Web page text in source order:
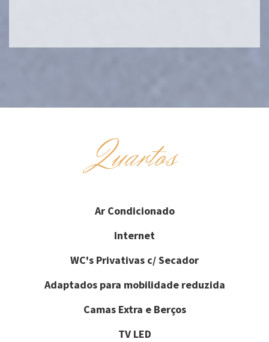
Quartos
Ar Condicionado
Internet
WC's Privativas c/ Secador
Adaptados para mobilidade reduzida
Camas Extra e Berços
TV LED